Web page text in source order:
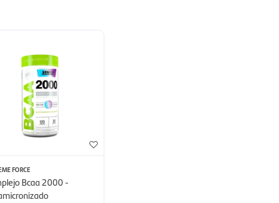
FORCE
Bcaa 2000 -